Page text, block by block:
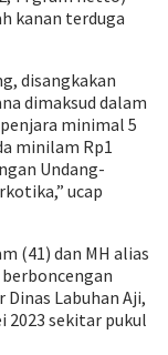
kanan terduga
disangkakan
dimaksud dalam
minimal 5
minilam Rp1
Undang-
ucap
(41) dan MH alias
Labuhan Aji,
2023 sekitar pukul